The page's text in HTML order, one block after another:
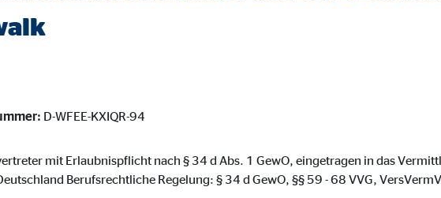
D-WFEE-KXIQR-94
mit Erlaubnispflicht nach § 34 d Abs. 1 GewO, eingetragen in das
Berufsrechtliche Regelung: § 34 d GewO, §§ 59 - 68 VVG, VersVermV
und sind für die einwandfreie Funktion der Website erforderlich. Die Deaktivierung
Association
von Benutzereinstellungen